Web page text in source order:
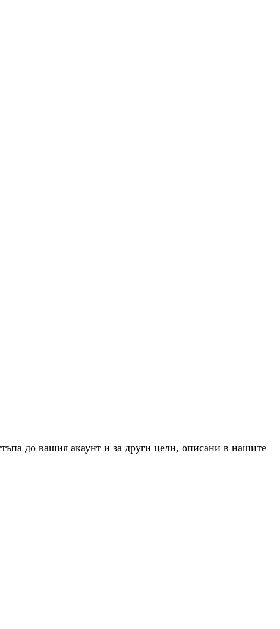
до вашия акаунт и за други цели, описани в нашите